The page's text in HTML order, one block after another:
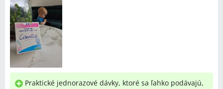
Praktické jednorazové dávky, ktoré sa ľahko podávajú,